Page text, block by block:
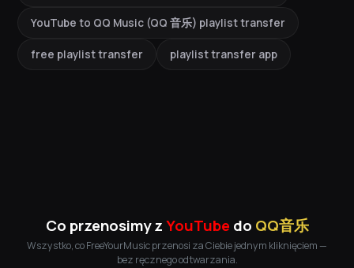
YouTube to QQ Music (QQ 音乐) playlist transfer
free playlist transfer playlist transfer app
Co przenosimy zYouTube do QQ音乐
Wszystko, co FreeYourMusic przenosi za Ciebie jednym kliknięciem —
bez ręcznego odtwarzania.